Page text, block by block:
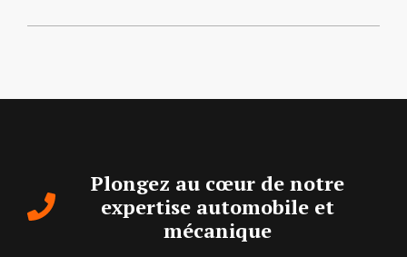
Plongez au cœur de notre
expertise automobile et
mécanique